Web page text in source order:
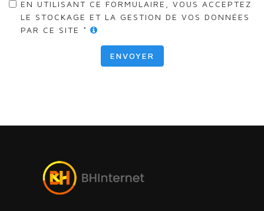
EN UTILISANT CE FORMULAIRE, VOUS ACCEPTEZ
LE STOCKAGE ET LA GESTION DE VOS DONNÉES
PAR CE SITE *
ENVOYER